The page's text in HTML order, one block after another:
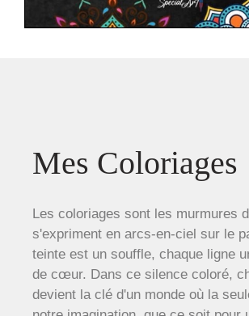
Mes Coloriages
Les coloriages sont les murmures
s'expriment en arcs-en-ciel sur le
teinte est un souffle, chaque ligne
de cœur. Dans ce silence coloré,
devient la clé d'un monde où la